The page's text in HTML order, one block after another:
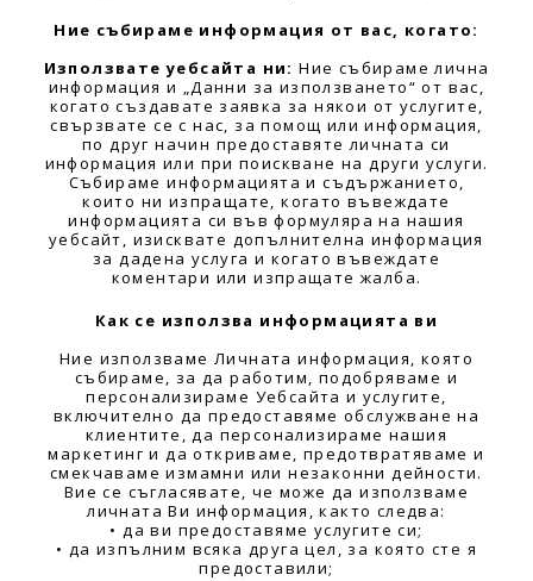
Ние събираме информация от вас, когато:
Използвате уебсайта ни: Ние събираме лична
информация и „Данни за използването“ от вас,
когато създавате заявка за някои от услугите,
свързвате се с нас, за помощ или информация,
по друг начин предоставяте личната си
информация или при поискване на други услуги.
Събираме информацията и съдържанието,
които ни изпращате, когато въвеждате
информацията си във формуляра на нашия
уебсайт, изисквате допълнителна информация
за дадена услуга и когато въвеждате
коментари или изпращате жалба.
Как се използва информацията ви
Ние използваме Личната информация, която
събираме, за да работим, подобряваме и
персонализираме Уебсайта и услугите,
включително да предоставяме обслужване на
клиентите, да персонализираме нашия
маркетинг и да откриваме, предотвратяваме и
смекчаваме измамни или незаконни дейности.
Вие се съгласявате, че може да използваме
личната Ви информация, както следва:
• да ви предоставяме услугите си;
• да изпълним всяка друга цел, за която сте я
предоставили;